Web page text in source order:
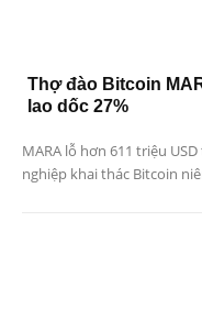
Thợ đào Bitcoin
lao dốc 27%
MARA lỗ hơn 611 triệu
nghiệp khai thác Bitcoin